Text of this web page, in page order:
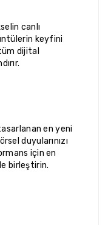
canlı
keyfini
dijital
en yeni
duyularınızı
için en
birleştirin.